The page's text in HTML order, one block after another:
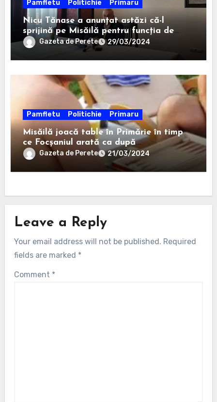
Pamfletu Politichie Primaru
Nicu Tănase a anunțat astăzi că-l
sprijină pe Misăilă pentru funcția de
primar al Focșaniului
Gazeta de Perete 29/03/2024
Pamfletu Politichie Primaru
Misăilă joacă table în Primărie în timp
ce Focșaniul arată ca după
bombardament
Gazeta de Perete 21/03/2024
Leave a Reply
Your email address will not be published. Required
fields are marked *
Comment *